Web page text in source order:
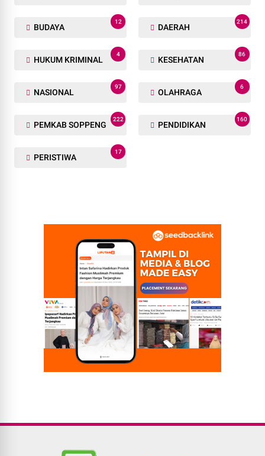
BUDAYA
12
DAERAH
214
HUKUM KRIMINAL
4
KESEHATAN
86
NASIONAL
97
OLAHRAGA
6
PEMKAB SOPPENG
222
PENDIDIKAN
160
PERISTIWA
17